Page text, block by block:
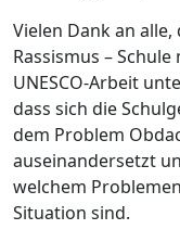
Vielen Dank an alle,
Rassismus –
UNESCO-Arbeit
dass sich die
dem Problem
auseinandersetzt
welchem
Situation sind.